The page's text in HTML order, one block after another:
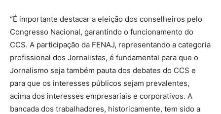
“É importante destacar a eleição dos conselheiros pelo
Congresso Nacional, garantindo o funcionamento do
CCS. A participação da FENAJ, representando a categoria
profissional dos Jornalistas, é fundamental para que o
Jornalismo seja também pauta dos debates do CCS e
para que os interesses públicos sejam prevalentes,
acima dos interesses empresariais e corporativos. A
bancada dos trabalhadores, historicamente, tem sido a